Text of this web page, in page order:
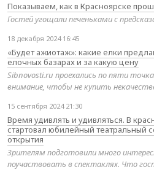
Показываем, как в Красноярске
Гостей угощали печеньками с
18 декабря 2024 16:45
«Будет ажиотаж»: какие елки
елочных базарах и за какую цену
Sibnovosti.ru проехались по пяти
внимание, чтобы не купить
15 сентября 2024 21:30
Время удивлять и удивляться. В
стартовал юбилейный театральный
открытия
Зрителям подготовили много
поучаствовать в спектаклях. Что